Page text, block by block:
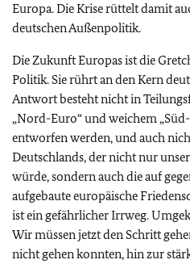
Europa. Die Krise rüttelt damit
deutschen Außenpolitik.
Die Zukunft Europas ist die
Politik. Sie rührt an den Kern
Antwort besteht nicht in
„Nord-Euro“ und weichem
entworfen werden, und auch
Deutschlands, der nicht nur
würde, sondern auch die auf
aufgebaute europäische
ist ein gefährlicher Irrweg.
Wir müssen jetzt den Schritt
nicht gehen konnten, hin zur